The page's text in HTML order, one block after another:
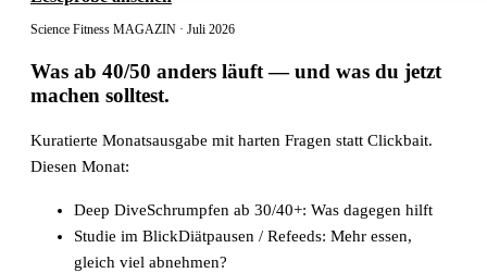
Science Fitness MAGAZIN · Juli 2026
Was ab 40/50 anders läuft— und was du jetzt
machen solltest.
Kuratierte Monatsausgabe mit harten Fragen statt Clickbait.
Diesen Monat:
Deep DiveSchrumpfen ab 30/40+: Was dagegen hilft
Studie im BlickDiätpausen / Refeeds: Mehr essen,
gleich viel abnehmen?